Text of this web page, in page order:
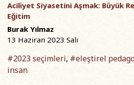
Aciliyet Siyasetini Aşmak: Büyük
Eğitim
Burak Yılmaz
13 Haziran 2023 Salı
#2023 seçimleri, #eleştirel
insan